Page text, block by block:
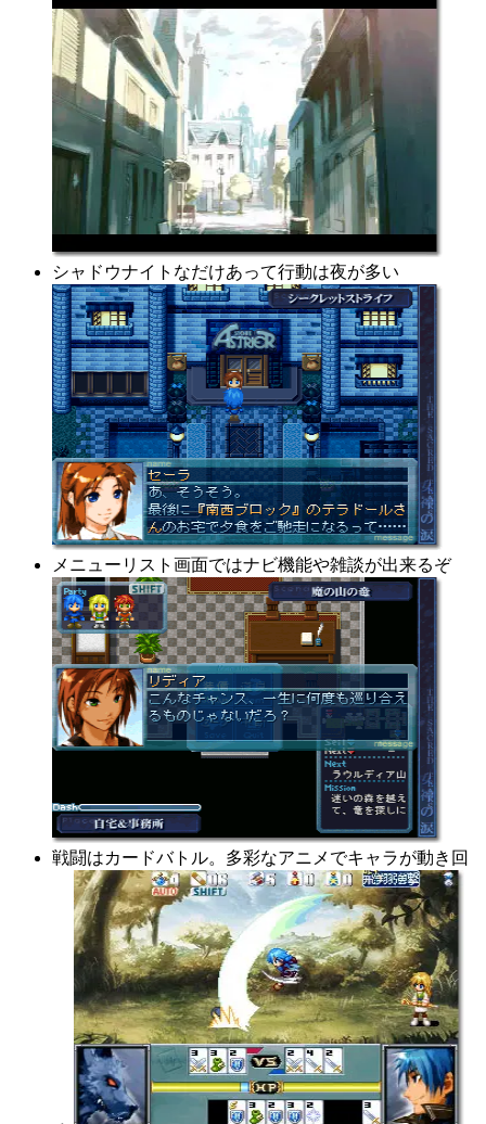
シャドウナイトなだけあって行動は夜が多い
メニューリスト画面ではナビ機能や雑談が出来るぞ
戦闘はカードバトル。多彩なアニメでキャラが動き回